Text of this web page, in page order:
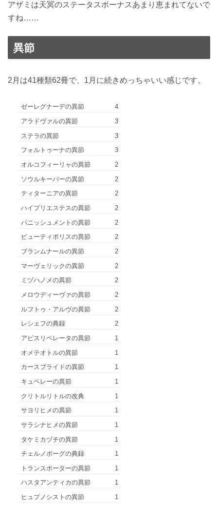
アザミは天冥のステータスボーナスあまり恵まれてないで
すね……
異節
2月は41種類62冊で、1月に続きめっちゃいい感じです。
ゼーレグナーデの異節
4
アラドヴァルの異節
3
ステラの異節
3
フォルトゥーナの異節
3
オルコフィーリャの異節
2
ソウルキーパーの異節
2
ティターニアの異節
2
ハイプリエステスの異節
2
パニッシュメントの異節
2
ビューティポリスの異節
2
ブランムナールの異節
2
マーヴェリックの異節
2
ミヅハノメの異節
2
メロウディーヴァの異節
2
ルフトゥ・アルヴの異節
2
レシェフの典録
2
アビスリベレータの異節
1
オメテオトルの異節
1
カースブライドの異節
1
キュベレーの異節
1
クリトルリトルの改典
1
サヨリヒメの異節
1
サラシナヒメの異節
1
タケミカヅチの異節
1
チェルノボーグの典録
1
トランスポーターの異節
1
ハスタアンティカの異節
1
ヒュプノシストの異節
1